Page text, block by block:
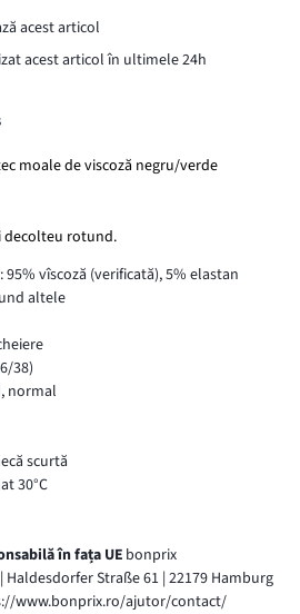
acest articol
acest articol în ultimele 24h
moale de viscoză negru/verde
decolteu rotund.
vîscoză (verificată), 5% elastan
altele
38)
normal
scurtă
30°C
în fața UE bonprix
Straße 61 | 22179 Hamburg
www.bonprix.ro/ajutor/contact/